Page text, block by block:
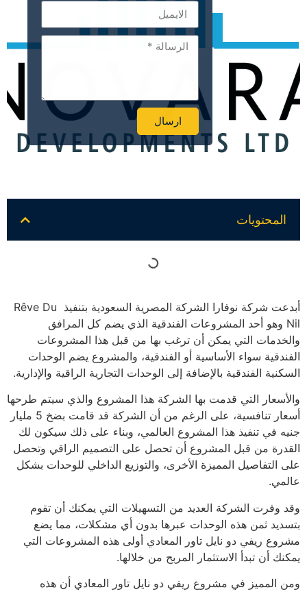
ارسال
Alternative:
المحتويات
أبدعت شركة نوفارا الشركة المصرية السعودية بتنفيذ Rêve Du
Nil وهو أحد المشروعات الفندقية الذي يضم كل المرافق
والخدمات التي يمكن أن ترغب بها من قبل هذا المشروعات
الفندقية سواء الأساسية أو الفندقية، والمشروع يضم الوحدات
السكنية الفندقية بالإضافة إلى الوحدات التجارية الراقية والإدارية.
والأسعار التي قدمت بها الشركة هذا المشروع والذي سيتم طرحها
أسعار تنافسية، على الرغم من أن الشركة قد قامت بضخ 5 مليار
جنيه في تنفيذ هذا المشروع العالمي، وبناء على ذلك سيكون لك
القدرة من قبل المشروع أن تحصل على التصميم الراقي وتحصل
على التفاصيل المميزة الأخرى، والتوزيع الداخلي للوحدات بشكل
عالمي.
وقد وفرت الشركة العديد من التسهيلات التي يمكنك أن تقوم
بتسديد ثمن هذه الوحدات عبرها بدون أي مشكلات، مما يضع
مشروع ريفي دو نايل تاور المعادي أولى هذه المشروعات التي
يمكنك أن تبدأ الاستثمار المربح من خلالها.
ومن المميز في مشروع ريفي دو نايل تاور المعادي أن هذه